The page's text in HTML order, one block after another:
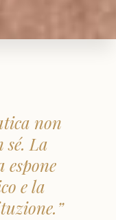
non
sé. La
e la